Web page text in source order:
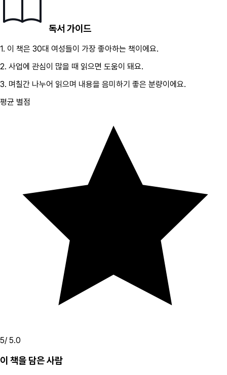
독서 가이드
1. 이 책은 30대 여성들이 가장 좋아하는 책이에요.
2. 사업에 관심이 많을 때 읽으면 도움이 돼요.
3. 며칠간 나누어 읽으며 내용을 음미하기 좋은 분량이에요.
평균 별점
5/ 5.0
이 책을 담은 사람